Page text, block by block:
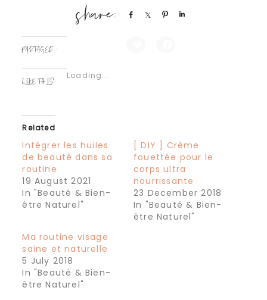
Share Share Pin
PARTAGER :
LIKE THIS:
Loading...
Related
Intégrer les huiles
de beauté dans sa
routine
19 August 2021
In "Beauté & Bien-
être Naturel"
[ DIY ] Crème
fouettée pour le
corps ultra
nourrissante
23 December 2018
In "Beauté & Bien-
être Naturel"
Ma routine visage
saine et naturelle
5 July 2018
In "Beauté & Bien-
être Naturel"